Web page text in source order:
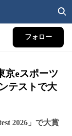
フォロー
京eスポーツ
テストで大
2026」で大賞